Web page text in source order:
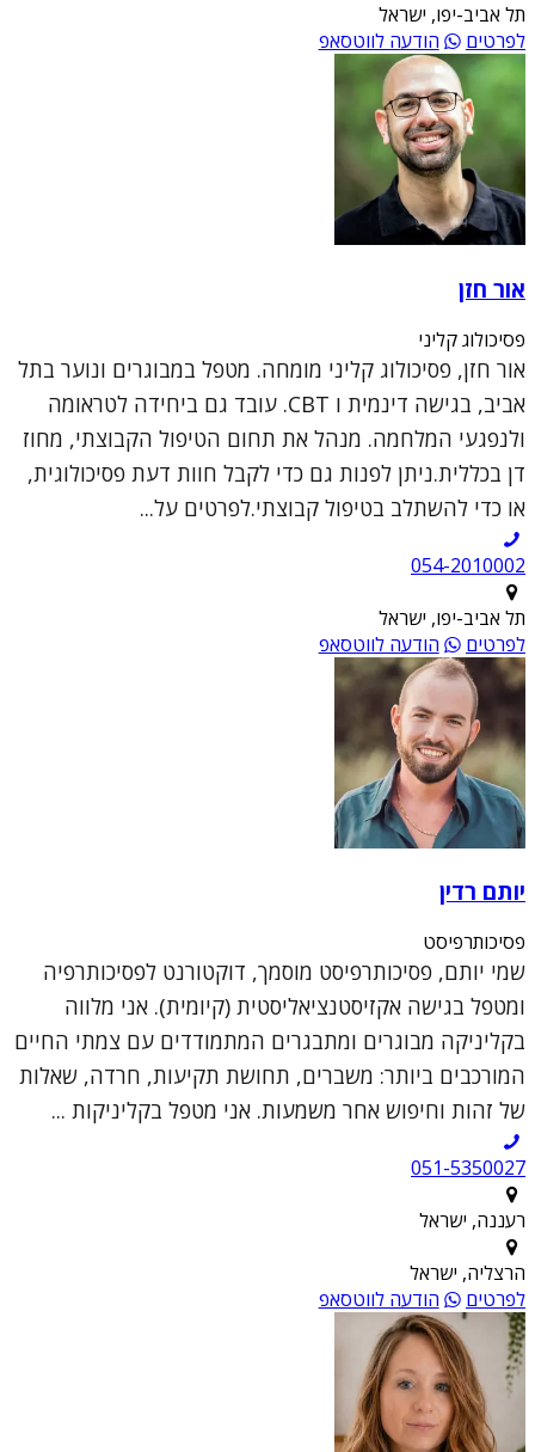
תל אביב-יפו, ישראל
לפרטים
הודעה לווטסאפ
אור חזן
פסיכולוג קליני
אור חזן, פסיכולוג קליני מומחה. מטפל במבוגרים ונוער בתל
אביב, בגישה דינמית ו CBT. עובד גם ביחידה לטראומה
ולנפגעי המלחמה. מנהל את תחום הטיפול הקבוצתי, מחוז
דן בכללית.ניתן לפנות גם כדי לקבל חוות דעת פסיכולוגית,
או כדי להשתלב בטיפול קבוצתי.לפרטים על...
054-2010002
תל אביב-יפו, ישראל
לפרטים
הודעה לווטסאפ
יותם רדין
פסיכותרפיסט
שמי יותם, פסיכותרפיסט מוסמך, דוקטורנט לפסיכותרפיה
ומטפל בגישה אקזיסטנציאליסטית (קיומית). אני מלווה
בקליניקה מבוגרים ומתבגרים המתמודדים עם צמתי החיים
המורכבים ביותר: משברים, תחושת תקיעות, חרדה, שאלות
של זהות וחיפוש אחר משמעות. אני מטפל בקליניקות ...
051-5350027
רעננה, ישראל
הרצליה, ישראל
לפרטים
הודעה לווטסאפ